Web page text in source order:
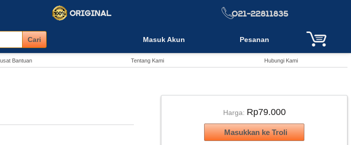
Masuk Akun Pesanan
Bantuan Tentang Kami Hubungi Kami
Harga: Rp79.000